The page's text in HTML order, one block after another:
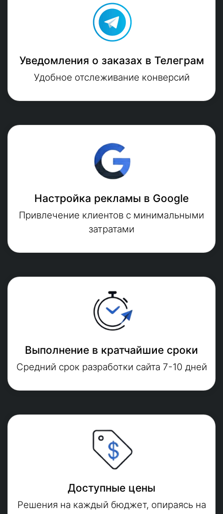
Уведомления о заказах в Телеграм
Удобное отслеживание конверсий
Настройка рекламы в Google
Привлечение клиентов с минимальными
затратами
Выполнение в кратчайшие сроки
Средний срок разработки сайта 7-10 дней
Доступные цены
Решения на каждый бюджет, опираясь на